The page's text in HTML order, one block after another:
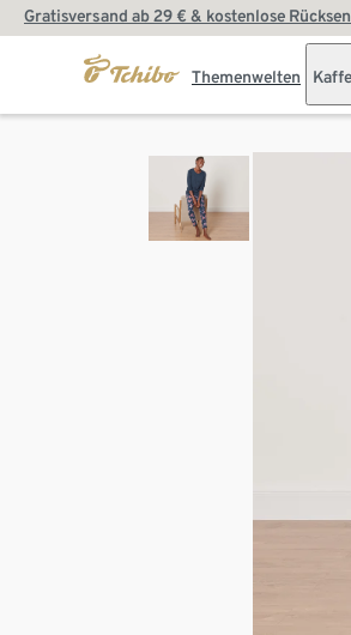
Gratisversand ab 29 € & kostenlose
Themenwelten